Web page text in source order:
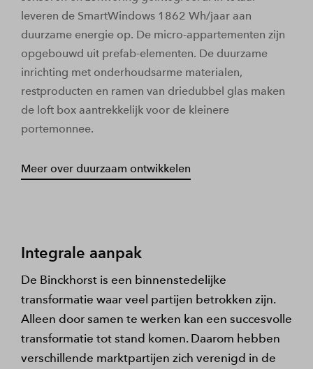
leveren de SmartWindows 1862 Wh/jaar aan
duurzame energie op. De micro-appartementen zijn
opgebouwd uit prefab-elementen. De duurzame
inrichting met onderhoudsarme materialen,
restproducten en ramen van driedubbel glas maken
de loft box aantrekkelijk voor de kleinere
portemonnee.
Meer over duurzaam ontwikkelen
Integrale aanpak
De Binckhorst is een binnenstedelijke
transformatie waar veel partijen betrokken zijn.
Alleen door samen te werken kan een succesvolle
transformatie tot stand komen. Daarom hebben
verschillende marktpartijen zich verenigd in de